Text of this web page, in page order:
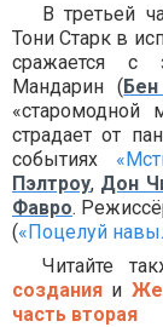
В третьей
Тони Старк в
сражается с
Мандарин (
«старомодной
страдает от
событиях
Пэлтроу, Дон
Фавро.
(«Поцелуй
Читайте
создания и
часть вторая